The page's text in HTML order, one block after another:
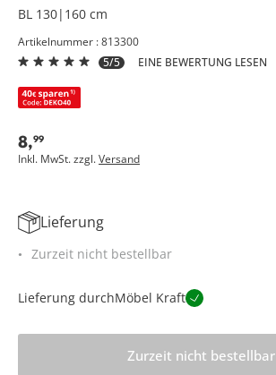
BL 130|160 cm
Artikelnummer : 813300
5/5
EINE BEWERTUNG LESEN
8,99
Inkl. MwSt. zzgl.Versand
Lieferung
Zurzeit nicht bestellbar
Lieferung durchMöbel Kraft
Zurzeit nicht bestellbar